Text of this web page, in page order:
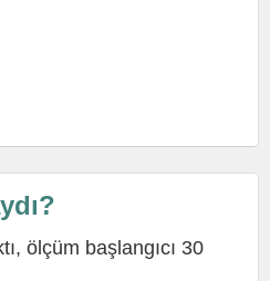
ölçüm başlangıcı 30